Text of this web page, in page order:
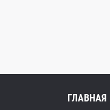
ГЛАВНАЯ